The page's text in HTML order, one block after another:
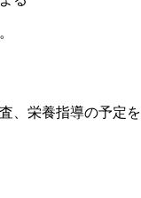
、栄養指導の予定を